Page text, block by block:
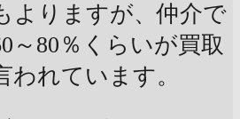
よりますが、仲介で
～80％くらいが買取
われています。